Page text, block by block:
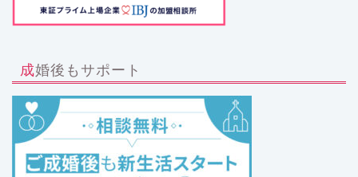
成婚後もサポート